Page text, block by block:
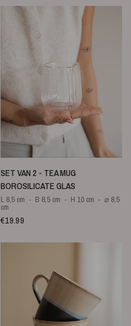
SNELLE WEERGAVE
SET VAN 2 - TEA MUG
BOROSILICATE GLAS
L 8,5 cm B 8,5 cm H 10 cm ⌀ 8,5
cm
€19.99